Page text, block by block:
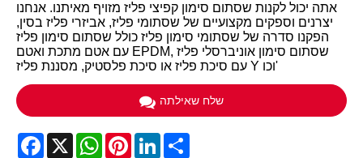
אתה יכול לקנות שסתום סימון קפיצי פליז מזויף מאיתנו. אנחנו
יצרנים וספקים מקצועיים של שסתומי פליז, אביזרי פליז בסין,
הפקנו סדרה של שסתומי סימון פליז כולל שסתום סימון פליז
עם אטם מתכת ואטם EPDM, שסתום סימון אוניברסלי פליז
עם סיכת פליז או סיכת פלסטיק, מסננת פליז Y וכו'
שלח שאילתה
Facebook
X WhatsApp
PinterestLinkedIn